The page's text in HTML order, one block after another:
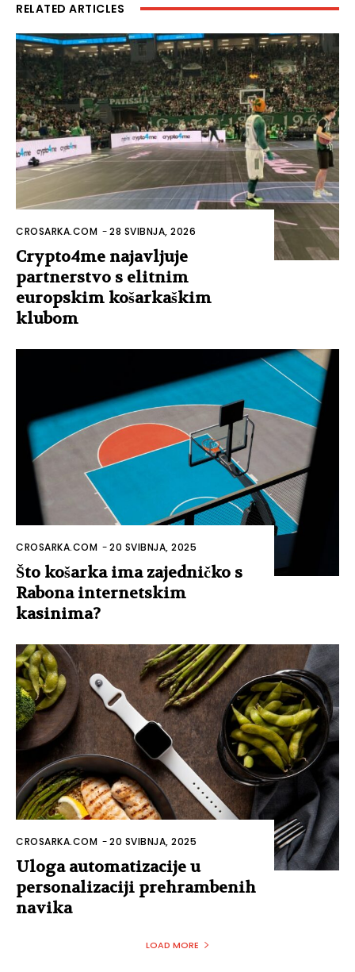
RELATED ARTICLES
CROSARKA.COM -28 SVIBNJA, 2026
Crypto4me najavljuje
partnerstvo s elitnim
europskim košarkaškim
klubom
CROSARKA.COM -20 SVIBNJA, 2025
Što košarka ima zajedničko s
Rabona internetskim
kasinima?
CROSARKA.COM -20 SVIBNJA, 2025
Uloga automatizacije u
personalizaciji prehrambenih
navika
LOAD MORE